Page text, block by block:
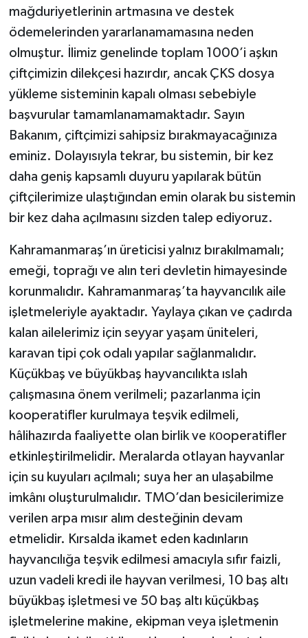
mağduriyetlerinin artmasına ve destek
ödemelerinden yararlanamamasına neden
olmuştur. İlimiz genelinde toplam 1000’i aşkın
çiftçimizin dilekçesi hazırdır, ancak ÇKS dosya
yükleme sisteminin kapalı olması sebebiyle
başvurular tamamlanamamaktadır. Sayın
Bakanım, çiftçimizi sahipsiz bırakmayacağınıza
eminiz. Dolayısıyla tekrar, bu sistemin, bir kez
daha geniş kapsamlı duyuru yapılarak bütün
çiftçilerimize ulaştığından emin olarak bu sistemin
bir kez daha açılmasını sizden talep ediyoruz.
Kahramanmaraş’ın üreticisi yalnız bırakılmamalı;
emeği, toprağı ve alın teri devletin himayesinde
korunmalıdır. Kahramanmaraş’ta hayvancılık aile
işletmeleriyle ayaktadır. Yaylaya çıkan ve çadırda
kalan ailelerimiz için seyyar yaşam üniteleri,
karavan tipi çok odalı yapılar sağlanmalıdır.
Küçükbaş ve büyükbaş hayvancılıkta ıslah
çalışmasına önem verilmeli; pazarlanma için
kooperatifler kurulmaya teşvik edilmeli,
hâlihazırda faaliyette olan birlik ve коoperatifler
etkinleştirilmelidir. Meralarda otlayan hayvanlar
için su kuyuları açılmalı; suya her an ulaşabilme
imkânı oluşturulmalıdır. TMO’dan besicilerimize
verilen arpa mısır alım desteğinin devam
etmelidir. Kırsalda ikamet eden kadınların
hayvancılığa teşvik edilmesi amacıyla sıfır faizli,
uzun vadeli kredi ile hayvan verilmesi, 10 baş altı
büyükbaş işletmesi ve 50 baş altı küçükbaş
işletmelerine makine, ekipman veya işletmenin